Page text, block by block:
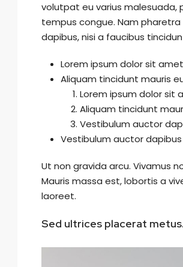
volutpat eu varius malesuada,
tempus congue. Nam
dapibus, nisi a faucibus
Lorem ipsum dolor sit
Aliquam tincidunt mauris
Lorem ipsum dolor sit
Aliquam tincidunt
Vestibulum auctor
Vestibulum auctor
Ut non gravida arcu. Vivamus
Mauris massa est, lobortis a
laoreet.
Sed ultrices placerat